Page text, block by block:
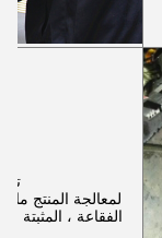
لمعالجة المنتج
الفقاعة ، المثبتة